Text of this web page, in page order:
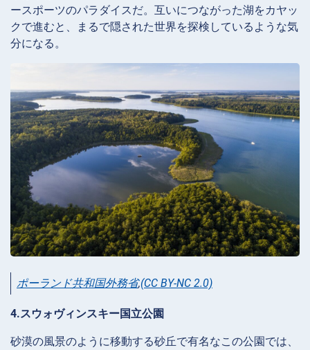
ースポーツのパラダイスだ。互いにつながった湖をカヤッ
クで進むと、まるで隠された世界を探検しているような気
分になる。
ポーランド共和国外務省,(CC BY-NC 2.0)
4.スウォヴィンスキー国立公園
砂漠の風景のように移動する砂丘で有名なこの公園では、